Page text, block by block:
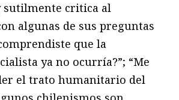
critica al
algunas de sus preguntas
que la
ya no ocurría?”; “Me
el trato humanitario del